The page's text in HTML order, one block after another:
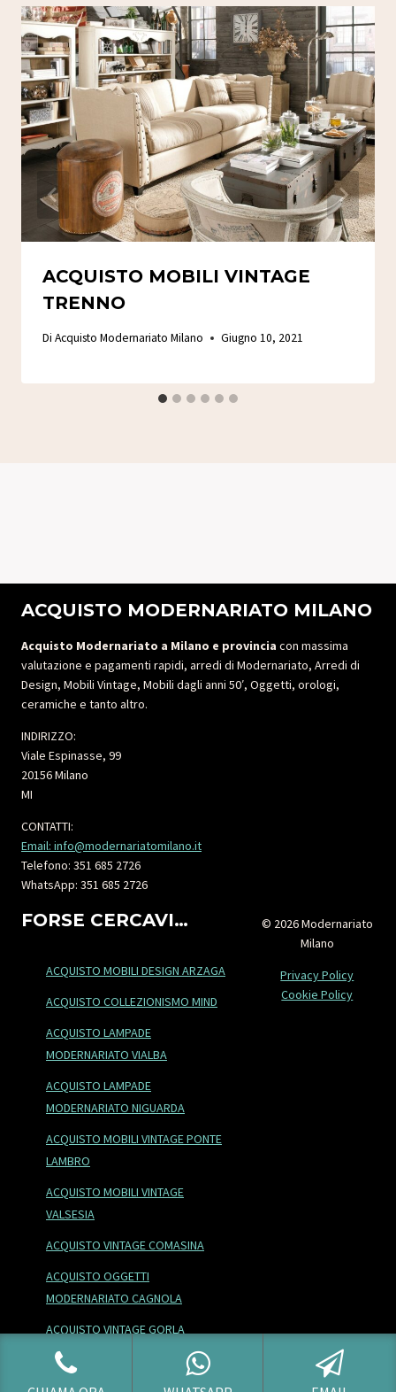
ACQUISTO MOBILI VINTAGE
TRENNO
Di Acquisto Modernariato Milano Giugno 10, 2021
ACQUISTO MODERNARIATO MILANO
Acquisto Modernariato a Milano e provincia con massima
valutazione e pagamenti rapidi, arredi di Modernariato, Arredi di
Design, Mobili Vintage, Mobili dagli anni 50′, Oggetti, orologi,
ceramiche e tanto altro.
INDIRIZZO:
Viale Espinasse, 99
20156 Milano
MI
CONTATTI:
Email: info@modernariatomilano.it
Telefono: 351 685 2726
WhatsApp: 351 685 2726
FORSE CERCAVI…
ACQUISTO MOBILI DESIGN ARZAGA
ACQUISTO COLLEZIONISMO MIND
ACQUISTO LAMPADE
MODERNARIATO VIALBA
ACQUISTO LAMPADE
MODERNARIATO NIGUARDA
ACQUISTO MOBILI VINTAGE PONTE
LAMBRO
ACQUISTO MOBILI VINTAGE
VALSESIA
ACQUISTO VINTAGE COMASINA
ACQUISTO OGGETTI
MODERNARIATO CAGNOLA
ACQUISTO VINTAGE GORLA
ACQUISTO DIPINTI QUARTIERE
© 2026 Modernariato
Milano
Privacy Policy
Cookie Policy